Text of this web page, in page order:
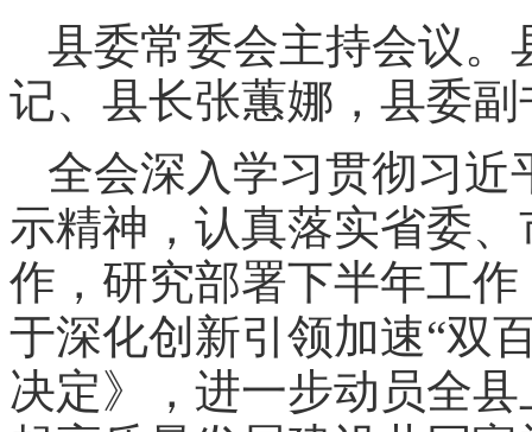
县委常委会主持会议。
记、县长张蕙娜，县委
全会深入学习贯彻习近
示精神，认真落实省委
作，研究部署下半年工
于深化创新引领加速“双
决定》，进一步动员全